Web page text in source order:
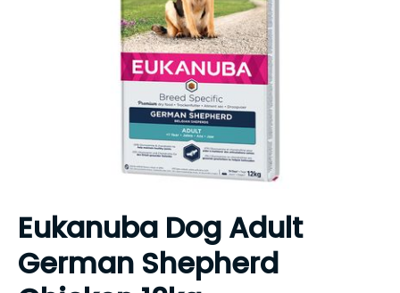
Eukanuba Dog Adult
German Shepherd